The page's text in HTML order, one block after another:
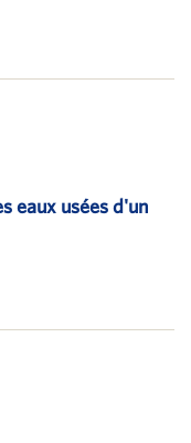
eaux usées d'un